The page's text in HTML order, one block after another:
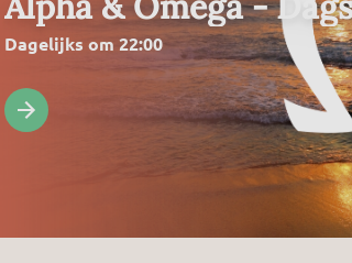
Dagelijks om 22:00